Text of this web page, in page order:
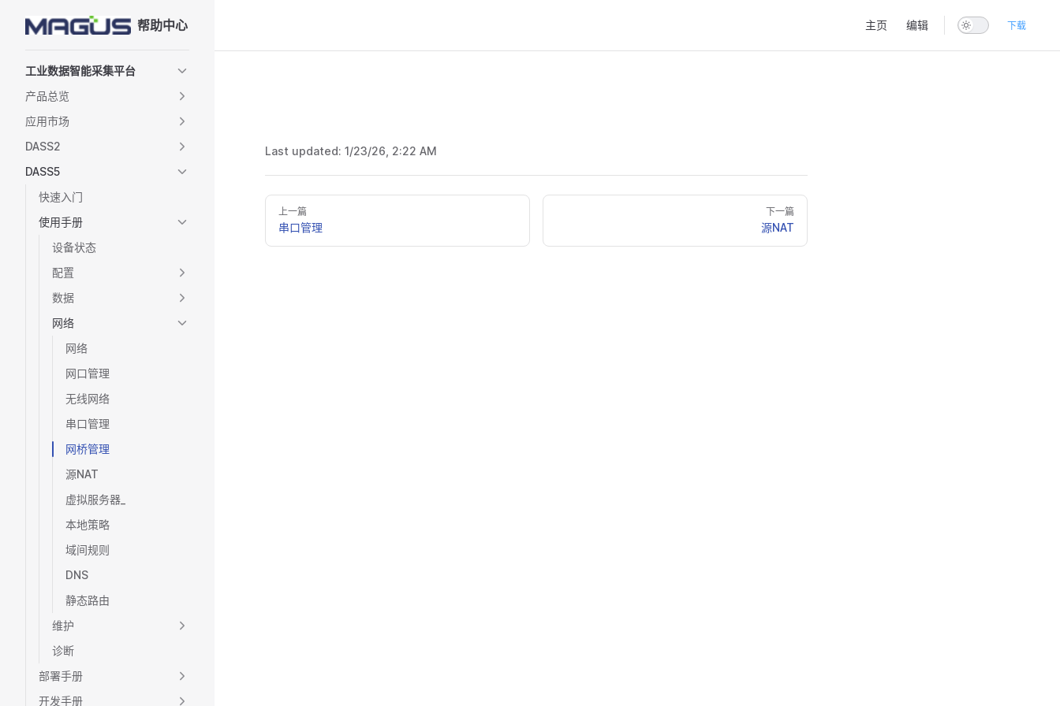
Skip to content 帮助中心 主页 编辑 下载
工业数据智能采集平台
产品总览
应用市场
DASS2
DASS5
快速入门
使用手册
设备状态
配置
数据
网络
网络
网口管理
无线网络
串口管理
网桥管理
源NAT
虚拟服务器_
本地策略
域间规则
DNS
静态路由
维护
诊断
部署手册
开发手册
Last updated: 1/23/26, 2:22 AM
上一篇
串口管理
下一篇
源NAT